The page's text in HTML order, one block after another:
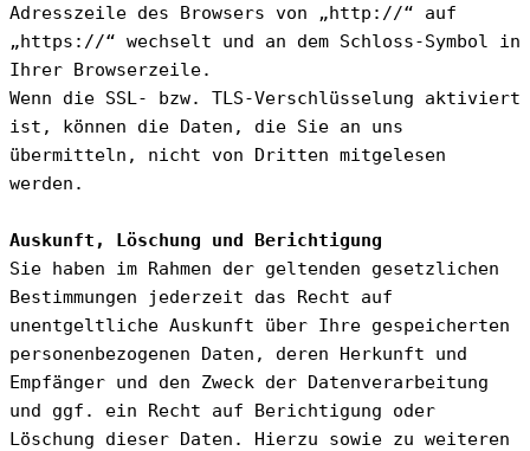
Adresszeile des Browsers von „http://“ auf
„https://“ wechselt und an dem Schloss-Symbol in
Ihrer Browserzeile.
Wenn die SSL- bzw. TLS-Verschlüsselung aktiviert
ist, können die Daten, die Sie an uns
übermitteln, nicht von Dritten mitgelesen
werden.
Auskunft, Löschung und Berichtigung
Sie haben im Rahmen der geltenden gesetzlichen
Bestimmungen jederzeit das Recht auf
unentgeltliche Auskunft über Ihre gespeicherten
personenbezogenen Daten, deren Herkunft und
Empfänger und den Zweck der Datenverarbeitung
und ggf. ein Recht auf Berichtigung oder
Löschung dieser Daten. Hierzu sowie zu weiteren